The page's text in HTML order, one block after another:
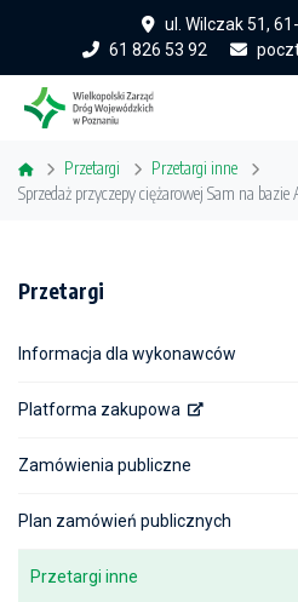
ul. Wilczak 51,
61 826 53 92
Przetargi
Przetargi inne
Sprzedaż przyczepy ciężarowej Sam na
Przetargi
Informacja dla wykonawców
Platforma zakupowa
Zamówienia publiczne
Plan zamówień publicznych
Przetargi inne